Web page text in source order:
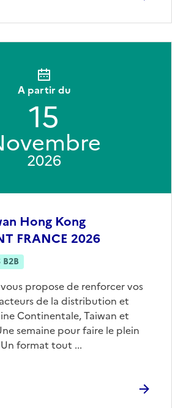
Hong Kong
FRANCE 2026
B2B
propose de renforcer vos
de la distribution et
Continentale, Taiwan et
semaine pour faire le plein
format tout ...
A partir du
15
2026